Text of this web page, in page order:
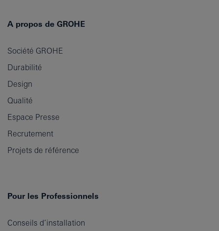
A propos de GROHE
Société GROHE
Durabilité
Design
Qualité
Espace Presse
Recrutement
Projets de référence
Pour les Professionnels
Conseils d’installation